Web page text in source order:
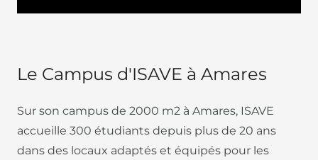
Le Campus d'ISAVE à Amares
Sur son campus de 2000 m2 à Amares, ISAVE
accueille 300 étudiants depuis plus de 20 ans
dans des locaux adaptés et équipés pour les